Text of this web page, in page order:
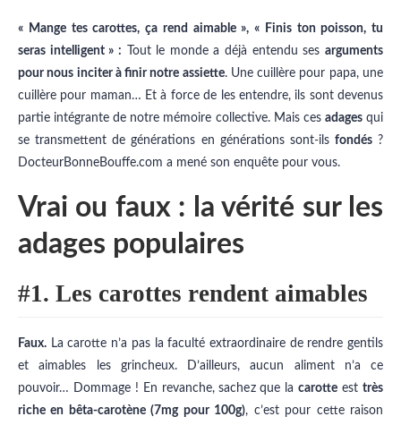
« Mange tes carottes, ça rend aimable », « Finis ton poisson, tu
seras intelligent » : Tout le monde a déjà entendu sesarguments
pour nous inciter à finir notre assiette. Une cuillère pour papa, une
cuillère pour maman… Et à force de les entendre, ils sont devenus
partie intégrante de notre mémoire collective. Mais ces adagesqui
se transmettent de générations en générations sont-ils fondés?
DocteurBonneBouffe.com a mené son enquête pour vous.
Vrai ou faux : la vérité sur les
adages populaires
#1. Les carottes rendent aimables
Faux. La carotte n’a pas la faculté extraordinaire de rendre gentils
et aimables les grincheux. D’ailleurs, aucun aliment n’a ce
pouvoir… Dommage ! En revanche, sachez que lacarotte esttrès
riche en bêta-carotène (7mg pour 100g), c’est pour cette raison